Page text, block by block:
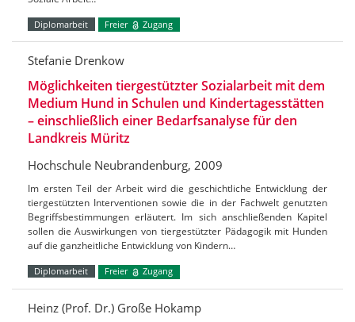
Diplomarbeit Freier Zugang
Stefanie Drenkow
Möglichkeiten tiergestützter Sozialarbeit mit dem
Medium Hund in Schulen und Kindertagesstätten
– einschließlich einer Bedarfsanalyse für den
Landkreis Müritz
Hochschule Neubrandenburg, 2009
Im ersten Teil der Arbeit wird die geschichtliche Entwicklung der
tiergestützten Interventionen sowie die in der Fachwelt genutzten
Begriffsbestimmungen erläutert. Im sich anschließenden Kapitel
sollen die Auswirkungen von tiergestützter Pädagogik mit Hunden
auf die ganzheitliche Entwicklung von Kindern…
Diplomarbeit Freier Zugang
Heinz (Prof. Dr.) Große Hokamp